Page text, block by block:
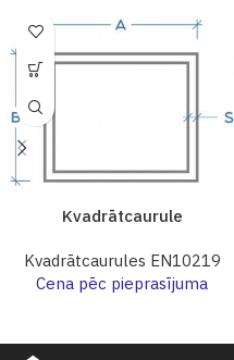
Kvadrātcaurule
Kvadrātcaurules EN10219
Cena pēc pieprasījuma